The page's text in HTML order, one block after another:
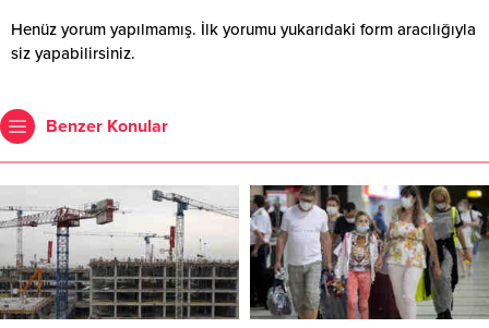
Henüz yorum yapılmamış. İlk yorumu yukarıdaki form aracılığıyla
siz yapabilirsiniz.
Benzer Konular